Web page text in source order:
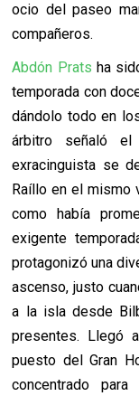
ocio del paseo
compañeros.
Abdón Prats ha
temporada con
dándolo todo en
árbitro señaló
exracinguista se
Raíllo en el mismo
como había
exigente
protagonizó una
ascenso, justo
a la isla desde
presentes. Llegó
puesto del Gran
concentrado